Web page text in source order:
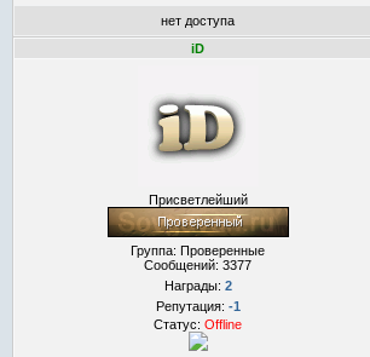
нет доступа
iD
Присветлейший
Группа: Проверенные
Сообщений: 3377
Награды: 2
Репутация: -1
Статус: Offline